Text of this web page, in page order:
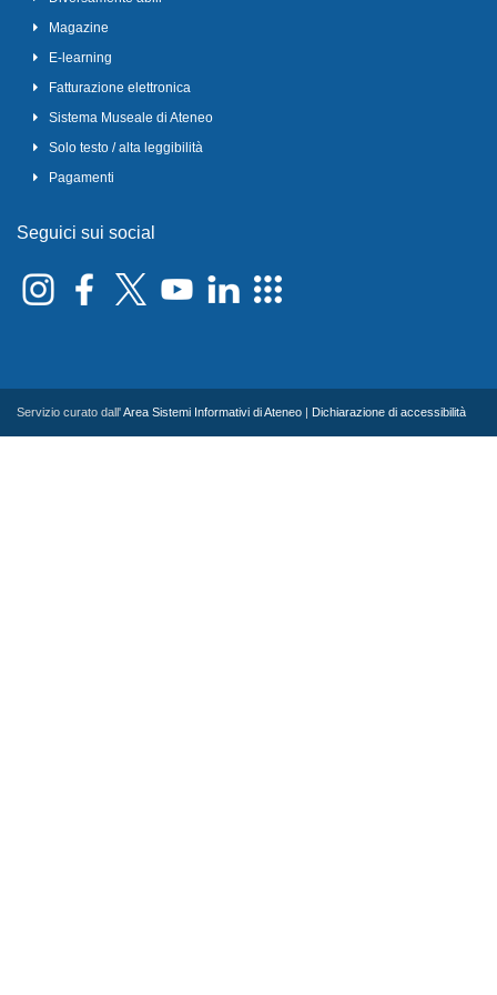
Magazine
E-learning
Fatturazione elettronica
Sistema Museale di Ateneo
Solo testo / alta leggibilità
Pagamenti
Seguici sui social
Servizio curato dall'Area Sistemi Informativi di Ateneo Dichiarazione di accessibilità